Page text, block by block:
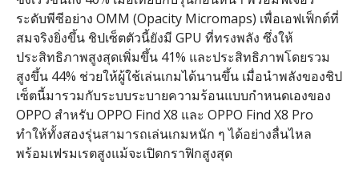
ระดับพีซีอย่าง OMM (Opacity Micromaps) เพื่อเอฟเฟ็กต์ที่
สมจริงยิ่งขึ้น ชิปเซ็ตตัวนี้ยังมี GPU ที่ทรงพลัง ซึ่งให้
ประสิทธิภาพสูงสุดเพิ่มขึ้น41% และประสิทธิภาพโดยรวม
สูงขึ้น44% ช่วยให้ผู้ใช้เล่นเกมได้นานขึ้น เมื่อนำพลังของชิป
เซ็ตนี้มารวมกับระบบระบายความร้อนแบบกำหนดเองของ
OPPO สำหรับ OPPO Find X8 และ OPPO Find X8 Pro
ทำให้ทั้งสองรุ่นสามารถเล่นเกมหนัก ๆ ได้อย่างลื่นไหล
พร้อมเฟรมเรตสูงแม้จะเปิดกราฟิกสูงสุด